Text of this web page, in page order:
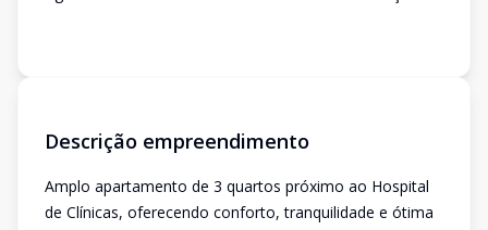
Descrição empreendimento
Amplo apartamento de 3 quartos próximo ao Hospital
de Clínicas, oferecendo conforto, tranquilidade e ótima